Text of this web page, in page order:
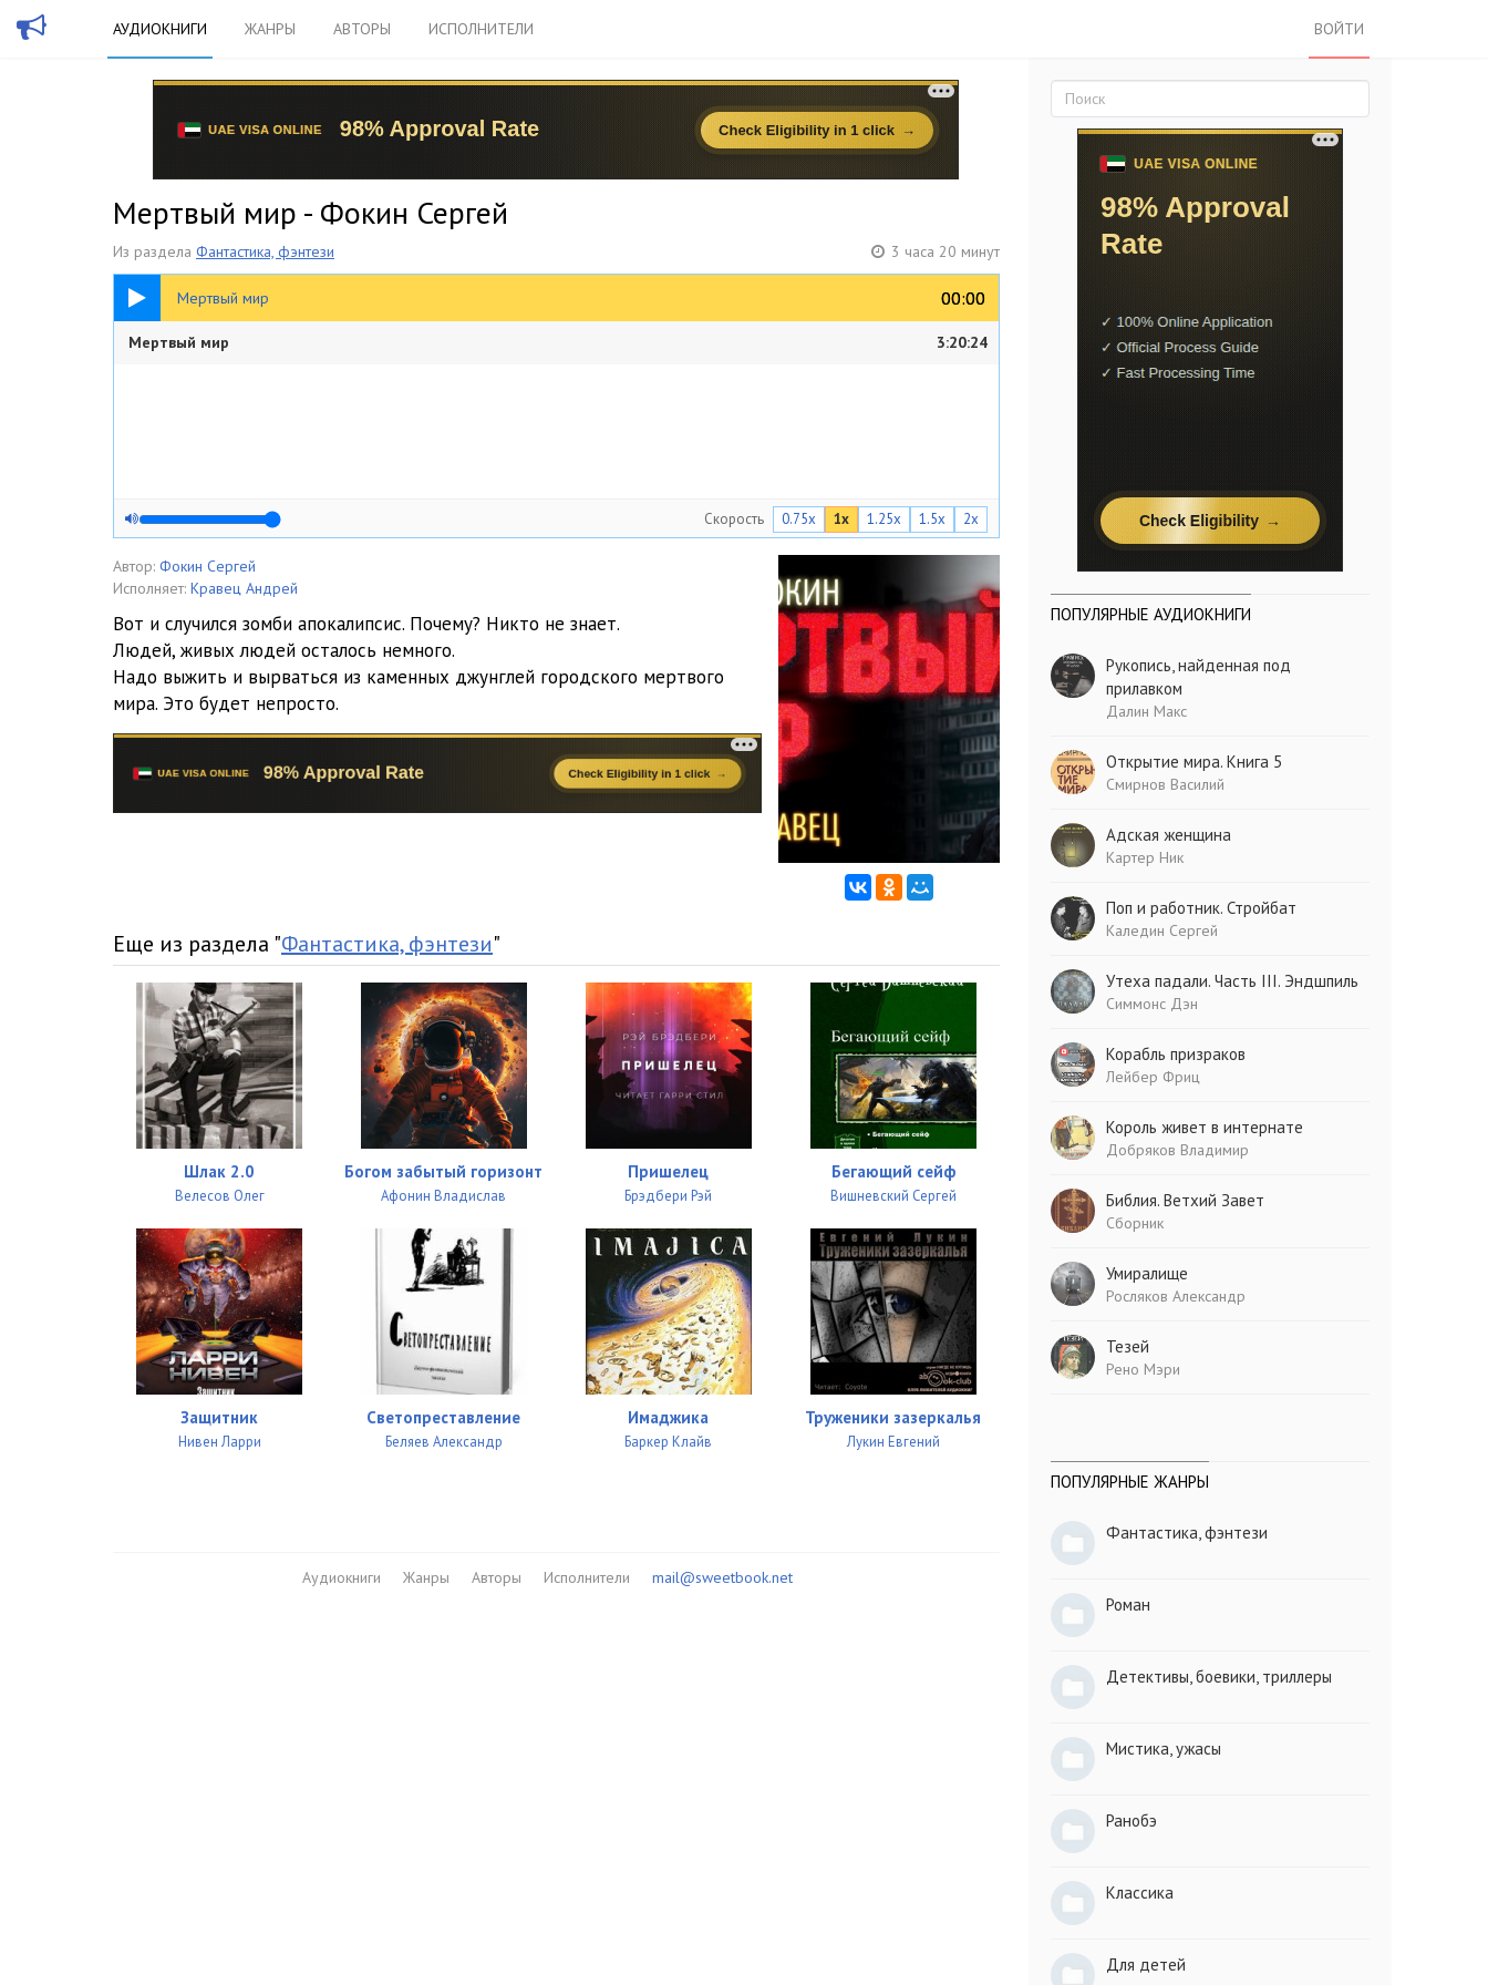
АУДИОКНИГИ ЖАНРЫ АВТОРЫ ИСПОЛНИТЕЛИ ВОЙТИ
Мертвый мир - Фокин Сергей
Из раздела Фантастика, фэнтези 3 часа 20 минут
Мертвый мир 00:00
00:00
3:20:24
Мертвый мир 3:20:24
Скорость 0.75x 1x 1.25x 1.5x 2x
Автор: Фокин Сергей
Исполняет: Кравец Андрей
Вот и случился зомби апокалипсис. Почему? Никто не знает.
Людей, живых людей осталось немного.
Надо выжить и вырваться из каменных джунглей городского мертвого
мира. Это будет непросто.
Еще из раздела "Фантастика, фэнтези"
Шлак 2.0
Велесов Олег
Богом забытый горизонт
Афонин Владислав
Пришелец
Брэдбери Рэй
Бегающий сейф
Вишневский Сергей
Защитник
Нивен Ларри
Светопреставление
Беляев Александр
Имаджика
Баркер Клайв
Труженики зазеркалья
Лукин Евгений
Аудиокниги Жанры Авторы Исполнители mail@sweetbook.net
ПОПУЛЯРНЫЕ АУДИОКНИГИ
Рукопись, найденная под
прилавком
Далин Макс
Открытие мира. Книга 5
Смирнов Василий
Адская женщина
Картер Ник
Поп и работник. Стройбат
Каледин Сергей
Утеха падали. Часть III. Эндшпиль
Симмонс Дэн
Корабль призраков
Лейбер Фриц
Король живет в интернате
Добряков Владимир
Библия. Ветхий Завет
Сборник
Умиралище
Росляков Александр
Тезей
Рено Мэри
ПОПУЛЯРНЫЕ ЖАНРЫ
Фантастика, фэнтези
Роман
Детективы, боевики, триллеры
Мистика, ужасы
Ранобэ
Классика
Для детей